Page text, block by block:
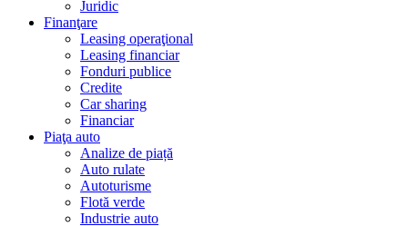
Juridic
Finanţare
Leasing operaţional
Leasing financiar
Fonduri publice
Credite
Car sharing
Financiar
Piaţa auto
Analize de piață
Auto rulate
Autoturisme
Flotă verde
Industrie auto